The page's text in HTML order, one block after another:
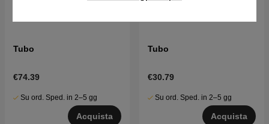
Tubo
€74.39
Su ord. Sped. in 2–5 gg
Acquista
Tubo
€30.79
Su ord. Sped. in 2–5 gg
Acquista